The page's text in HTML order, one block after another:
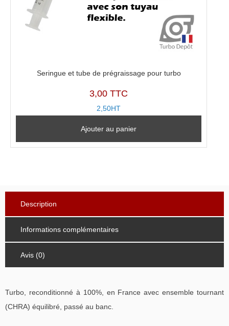
Seringue et tube de prégraissage pour turbo
3,00 TTC
2,50HT
Ajouter au panier
Description
Informations complémentaires
Avis (0)
Turbo, reconditionné à 100%, en France avec ensemble tournant
(CHRA) équilibré, passé au banc.